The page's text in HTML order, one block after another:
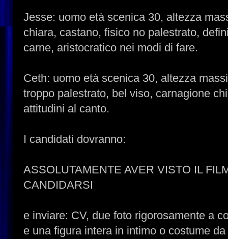
Jesse: uomo età scenica 30, altezza
chiara, castano, fisico no palestrato,
carne, aristocratico nei modi di fare.
Ceth: uomo età scenica 30, altezza
troppo palestrato, bel viso, carnagione
attitudini al canto.
I candidati dovranno:
ASSOLUTAMENTE AVER VISTO IL
CANDIDARSI
e inviare: CV, due foto rigorosamente a
e una figura intera in intimo o costume